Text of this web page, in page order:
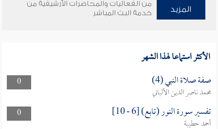
المزيد
من الفعاليات والمحاضرات الأرشيفية من
خدمة البث المباشر
الأكثر استماعا لهذا الشهر
0 صفة صلاة النبي (4)
محمد ناصر الدين الألباني
0
تفسير سورة النور (تابع) [6 - 10]
أحمد حطيبة